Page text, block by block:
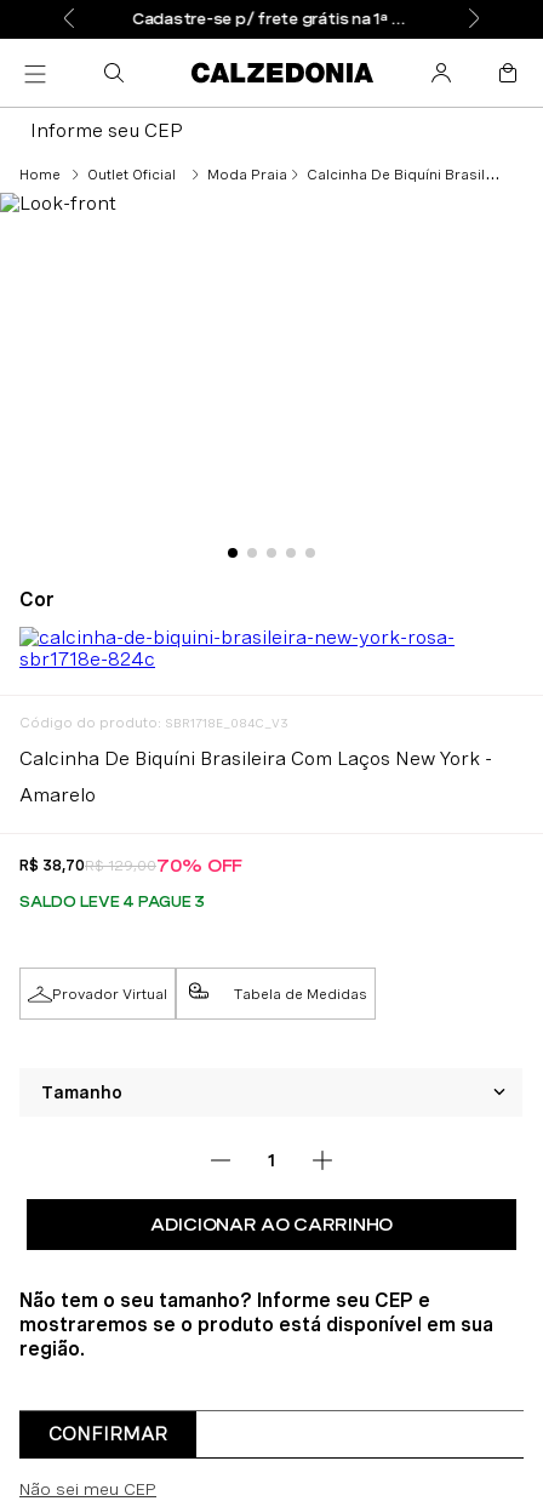
Cadastre-se p/ frete grátis na 1ª compra
Informe seu CEP
Outlet Oficial Moda Praia Calcinha De Biquíni Brasileira Com Laços New York - Amarelo
: SBR1718E_084C_V3
Calcinha De Biquíni Brasileira Com Laços New York -
Amarelo
R$ 38,70R$ 129,0070% OFF
SALDO LEVE 4 PAGUE 3
Provador Virtual Tabela de Medidas
ADICIONAR AO CARRINHO
Não tem o seu tamanho? Informe seu CEP e
mostraremos se o produto está disponível em sua
região.
CONFIRMAR
Não sei meu CEP